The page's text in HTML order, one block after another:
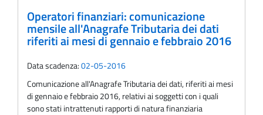
Operatori finanziari: comunicazione
mensile all'Anagrafe Tributaria dei dati
riferiti ai mesi di gennaio e febbraio 2016
Data scadenza:02-05-2016
Comunicazione all'Anagrafe Tributaria dei dati, riferiti ai mesi
di gennaio e febbraio 2016, relativi ai soggetti con i quali
sono stati intrattenuti rapporti di natura finanziaria